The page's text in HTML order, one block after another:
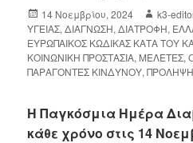
14 Νοεμβρίου, 2024 k3-
ΥΓΕΙΑΣ,ΔΙΑΓΝΩΣΗ,ΔΙΑΤΡΟΦΗ,
ΕΥΡΩΠΑΙΚΟΣ ΚΩΔΙΚΑΣ ΚΑΤΑ ΤΟΥ
ΚΟΙΝΩΝΙΚΗ ΠΡΟΣΤΑΣΙΑ, ΜΕΛΕΤΕΣ,
ΠΑΡΑΓΟΝΤΕΣ ΚΙΝΔΥΝΟΥ,ΠΡΟΛΗΨΗ
Η Παγκόσμια Ημέρα
κάθε χρόνο στις 14